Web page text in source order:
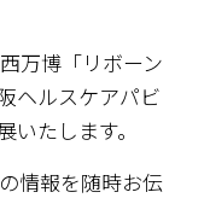
万博「リボーン
ヘルスケアパビ
たします。
情報を随時お伝